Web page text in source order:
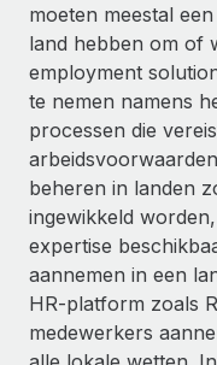
moeten meestal
land hebben om of
employment
te nemen namens
processen die
beheren in landen
ingewikkeld
expertise
aannemen in een
HR-platform zoals
medewerkers